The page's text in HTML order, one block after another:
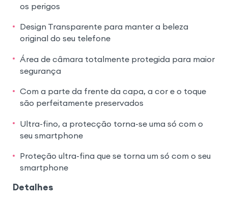
os perigos
Design Transparente para manter a beleza
original do seu telefone
Área de câmara totalmente protegida para maior
segurança
Com a parte da frente da capa, a cor e o toque
são perfeitamente preservados
Ultra-fino, a protecção torna-se uma só com o
seu smartphone
Proteção ultra-fina que se torna um só com o seu
smartphone
Detalhes